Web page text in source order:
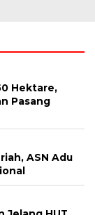
Hektare,
Pasang
ASN Adu